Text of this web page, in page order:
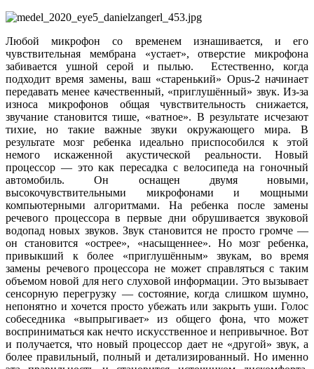
Любой микрофон со временем изнашивается, и его
чувствительная мембрана «устает», отверстие микрофона
забивается ушной серой и пылью. Естественно, когда
подходит время замены, ваш «старенький» Opus-2 начинает
передавать менее качественный, «приглушённый» звук. Из-за
износа микрофонов общая чувствительность снижается,
звучание становится тише, «ватное». В результате исчезают
тихие, но такие важные звуки окружающего мира. В
результате мозг ребенка идеально приспособился к этой
немого искаженной акустической реальности. Новый
процессор — это как пересадка с велосипеда на гоночный
автомобиль. Он оснащен двумя новыми,
высокочувствительными микрофонами и мощными
компьютерными алгоритмами. На ребенка после замены
речевого процессора в первые дни обрушивается звуковой
водопад новых звуков. Звук становится не просто громче —
он становится «острее», «насыщеннее». Но мозг ребенка,
привыкший к более «приглушённым» звукам, во время
замены речевого процессора не может справляться с таким
объемом новой для него слуховой информации. Это вызывает
сенсорную перегрузку — состояние, когда слишком шумно,
непонятно и хочется просто убежать или закрыть уши. Голос
собеседника «выпрыгивает» из общего фона, что может
восприниматься как нечто искусственное и непривычное. Вот
и получается, что новый процессор дает не «другой» звук, а
более правильный, полный и детализированный. Но именно